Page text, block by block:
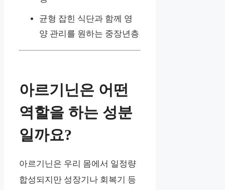
균형 잡힌 식단과 함께 영
양 관리를 원하는 중장년층
아르기닌은 어떤
역할을 하는 성분
일까요?
아르기닌은 우리 몸에서 일정량
합성되지만 성장기나 회복기 등